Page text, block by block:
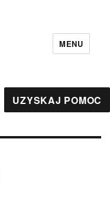
MENU
UZYSKAJ POMOC